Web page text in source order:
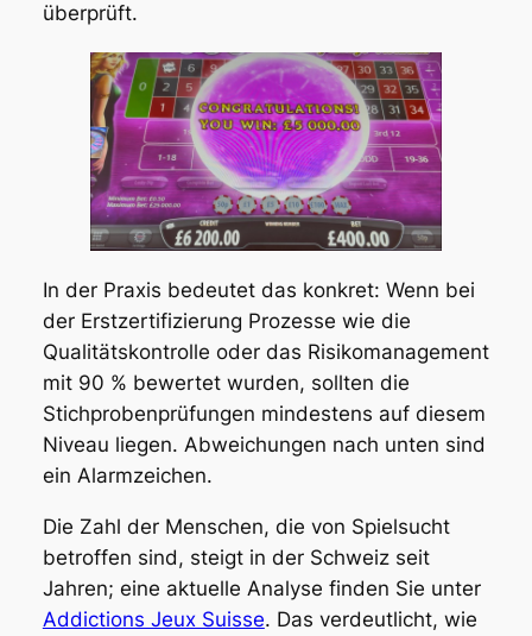
überprüft.
In der Praxis bedeutet das konkret: Wenn bei
der Erstzertifizierung Prozesse wie die
Qualitätskontrolle oder das Risikomanagement
mit 90 % bewertet wurden, sollten die
Stichprobenprüfungen mindestens auf diesem
Niveau liegen. Abweichungen nach unten sind
ein Alarmzeichen.
Die Zahl der Menschen, die von Spielsucht
betroffen sind, steigt in der Schweiz seit
Jahren; eine aktuelle Analyse finden Sie unter
Addictions Jeux Suisse. Das verdeutlicht, wie